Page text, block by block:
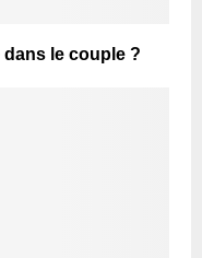
le couple ?